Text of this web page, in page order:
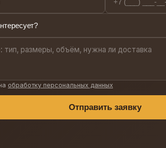
обработку персональных данных
Отправить заявку